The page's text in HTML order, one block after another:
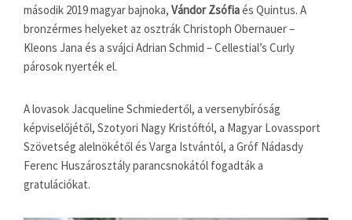
második 2019 magyar bajnoka, Vándor Zsófiaés Quintus. A
bronzérmes helyeket az osztrák Christoph Obernauer –
Kleons Jana és a svájci Adrian Schmid – Cellestial’s Curly
párosok nyerték el.
A lovasok Jacqueline Schmiedertől, a versenybíróság
képviselőjétől, Szotyori Nagy Kristóftól, a Magyar Lovassport
Szövetség alelnökétől és Varga Istvántól, a Gróf Nádasdy
Ferenc Huszárosztály parancsnokától fogadták a
gratulációkat.